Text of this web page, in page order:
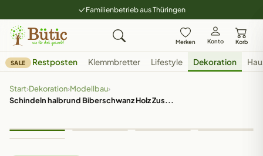
Familienbetrieb aus Thüringen
Merken Konto Korb
SALE Restposten Klemmbretter Lifestyle Dekoration
Start›Dekoration›Modellbau›
Schindeln halbrund Biberschwanz Holz Zus...